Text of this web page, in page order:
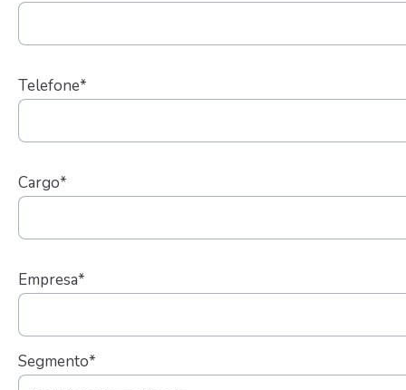
Telefone*
Cargo*
Empresa*
Segmento*